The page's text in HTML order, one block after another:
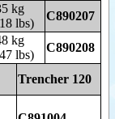
kg
lbs)
C890207
kg
lbs)
C890208
Trencher 120